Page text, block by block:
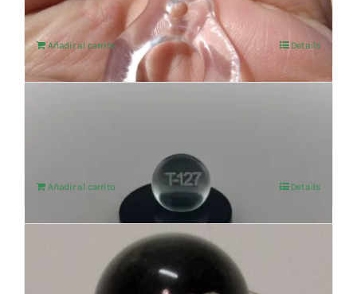
Añadir al carrito Details
Añadir al carrito Details
CELUVITAL ESPECIFICO BOLA T-340
IVA no incluído